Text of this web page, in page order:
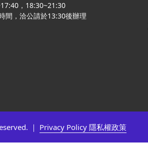
，18:30~21:30
間，洽公請於13:30後辦理
｜ Privacy Policy 隱私權政策